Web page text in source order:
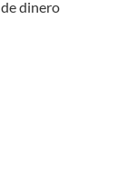
de dinero